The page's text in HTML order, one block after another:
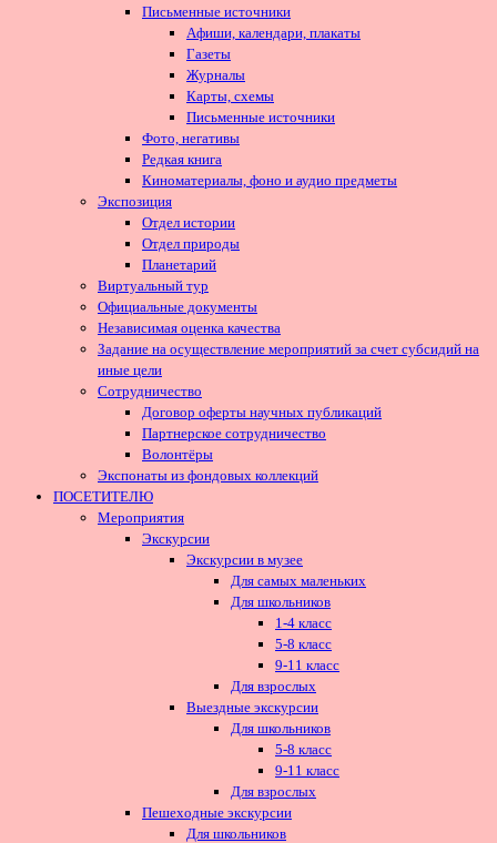
Письменные источники
Афиши, календари, плакаты
Газеты
Журналы
Карты, схемы
Письменные источники
Фото, негативы
Редкая книга
Киноматериалы, фоно и аудио предметы
Экспозиция
Отдел истории
Отдел природы
Планетарий
Виртуальный тур
Официальные документы
Независимая оценка качества
Задание на осуществление мероприятий за счет субсидий на
иные цели
Сотрудничество
Договор оферты научных публикаций
Партнерское сотрудничество
Волонтёры
Экспонаты из фондовых коллекций
ПОСЕТИТЕЛЮ
Мероприятия
Экскурсии
Экскурсии в музее
Для самых маленьких
Для школьников
1-4 класс
5-8 класс
9-11 класс
Для взрослых
Выездные экскурсии
Для школьников
5-8 класс
9-11 класс
Для взрослых
Пешеходные экскурсии
Для школьников